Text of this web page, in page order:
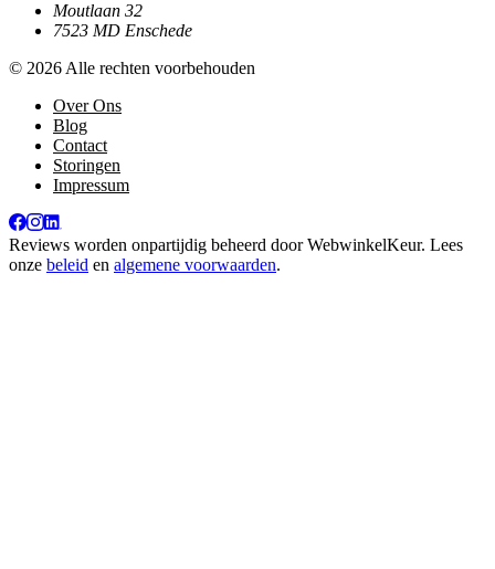
Moutlaan 32
7523 MD Enschede
© 2026 Alle rechten voorbehouden
Over Ons
Blog
Contact
Storingen
Impressum
Reviews worden onpartijdig beheerd doorWebwinkelKeur. Lees
onze beleid en algemene voorwaarden.